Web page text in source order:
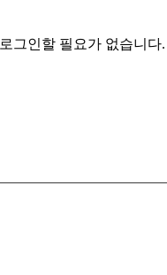
인할 필요가 없습니